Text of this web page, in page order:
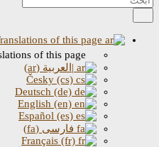
Translations of this page
Translations of this page
|العربية (ar)
Česky (cs)
Deutsch (de)
English (en)
Español (es)
فارسی (fa)